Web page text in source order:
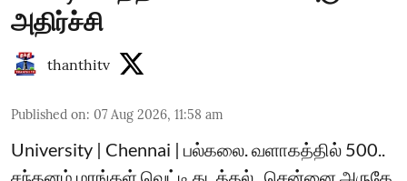
அதிர்ச்சி
thanthitv
Published on: 07 Aug 2026, 11:58 am
University | Chennai | பல்கலை. வளாகத்தில் 500..
சந்தனம் மரங்கள் வெட்டி கடத்தல்.. சென்னை அருகே